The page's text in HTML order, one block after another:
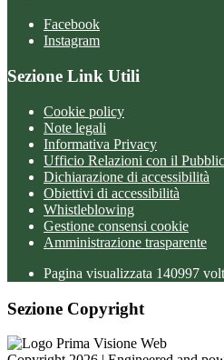
Facebook
Instagram
Sezione Link Utili
Cookie policy
Note legali
Informativa Privacy
Ufficio Relazioni con il
Dichiarazione di accessibilità
Obiettivi di accessibilità
Whistleblowing
Gestione consensi cookie
Amministrazione trasparente
Pagina visualizzata 140997
Sezione Copyright